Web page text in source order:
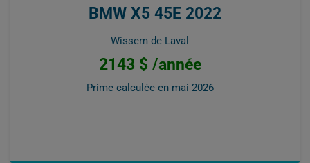
BMW X5 45E 2022
Wissem de Laval
2143 $ /année
Prime calculée en mai 2026